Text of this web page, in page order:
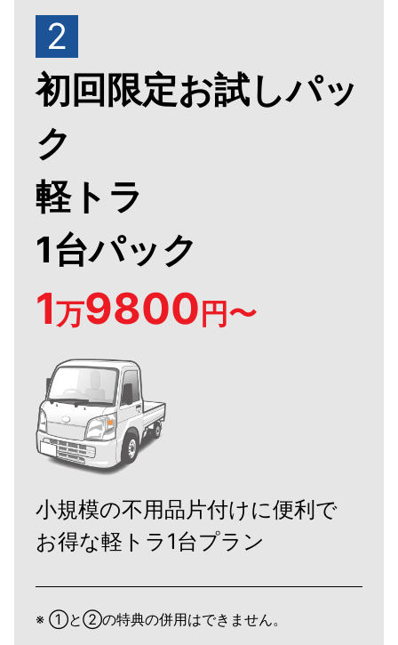
2
初回限定お試しパッ
ク
軽トラ
1台パック
1万9800 円〜
小規模の不用品片付けに便利で
お得な軽トラ1台プラン
※ ①と②の特典の併用はできません。